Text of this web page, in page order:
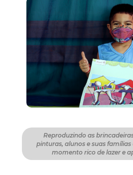
Reproduzindo as
pinturas, alunos e suas
momento rico de lazer e